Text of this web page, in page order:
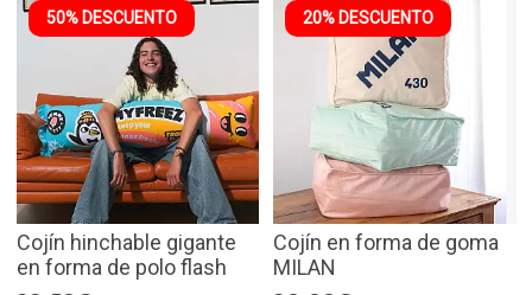
50% DESCUENTO
Cojín hinchable gigante
en forma de polo flash
20% DESCUENTO
Cojín en forma de goma
MILAN